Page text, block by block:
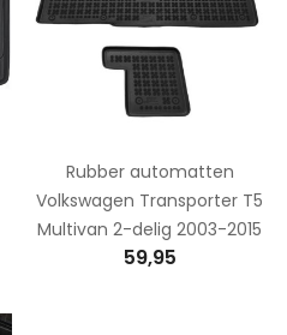
Rubber automatten
Volkswagen Transporter T5
Multivan 2-delig 2003-2015
59,95